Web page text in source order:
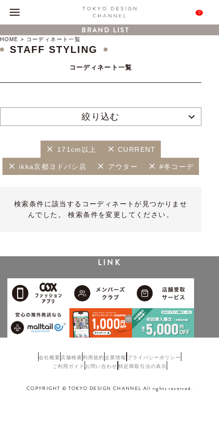
0
BRAND LIST
HOME コーディネート一覧
STAFF STYLING
コーディネート一覧
絞り込む
171cm以上 CURRENT
ikka京都ヨドバシ店 アウター #冬コーデ
検索条件に該当するコーディネートが見つかりませ
んでした。 検索条件を変更してください。
LINK
会社概要 店舗検索利用規約企業情報 プライバシーポリシー
ご利用ガイド お問い合わせ 特定商取引法の表示
COPYRIGHT © TOKYO DESIGN CHANNEL All rights reserved.